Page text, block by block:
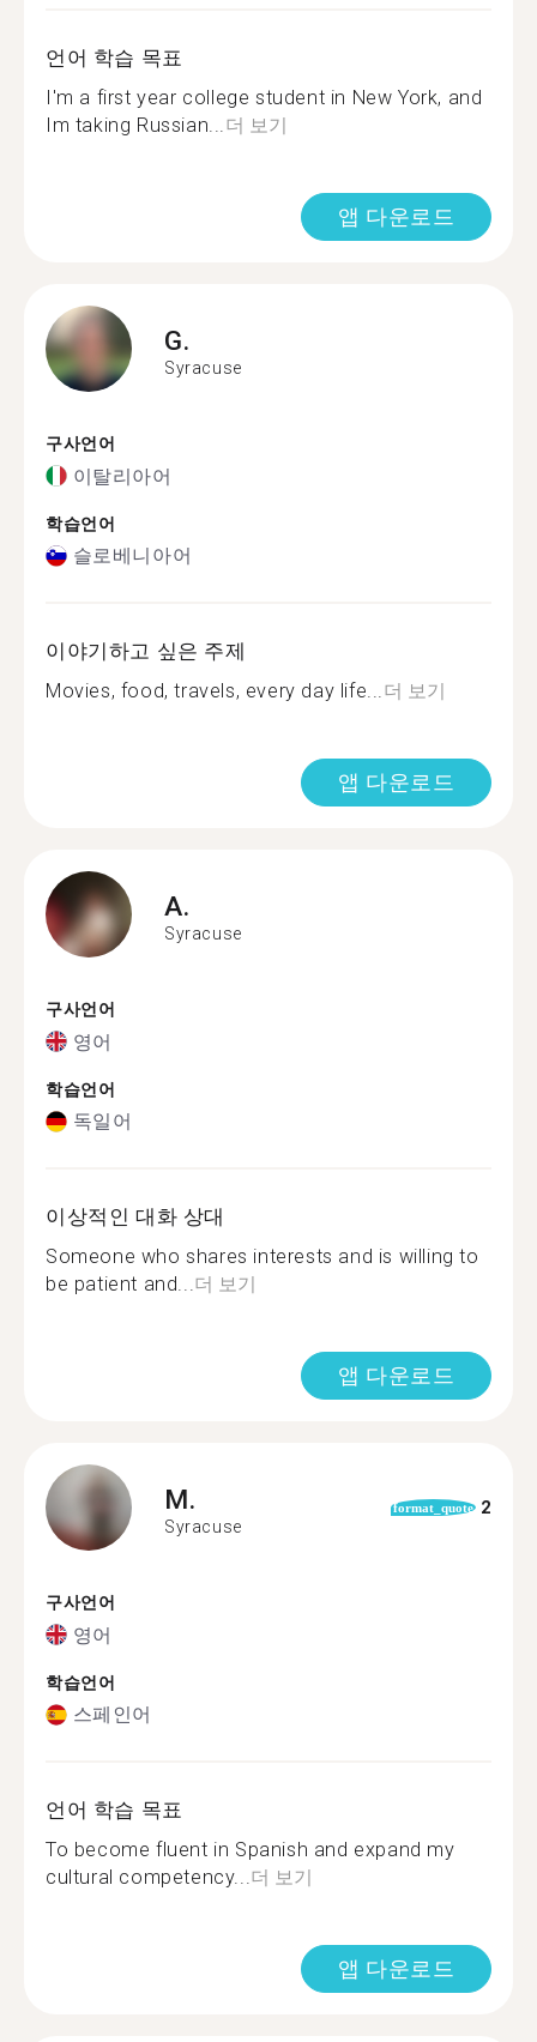
언어 학습 목표
I'm a first year college student in New York, and
Im taking Russian...더 보기
앱 다운로드
G.
Syracuse
구사언어
이탈리아어
학습언어
슬로베니아어
이야기하고 싶은 주제
Movies, food, travels, every day life...더 보기
앱 다운로드
A.
Syracuse
구사언어
영어
학습언어
독일어
이상적인 대화 상대
Someone who shares interests and is willing to
be patient and...더 보기
앱 다운로드
M.
Syracuse
format_quote 2
구사언어
영어
학습언어
스페인어
언어 학습 목표
To become fluent in Spanish and expand my
cultural competency...더 보기
앱 다운로드